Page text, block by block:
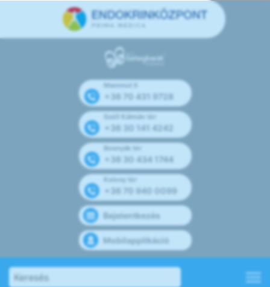
Mammut II
+36 70 431 9728
Széll Kálmán tér
+36 30 141 4242
Bosnyák tér
+36 30 434 1744
Kolosy tér
+36 70 940 0099
Bejelentkezés
Mobilapplikáció